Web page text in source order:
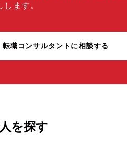
します。
転職コンサルタントに相談する
を探す